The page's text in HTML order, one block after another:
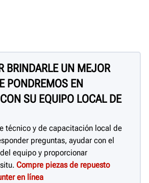
BRINDARLE UN MEJOR
PONDREMOS EN
SU EQUIPO LOCAL DE
técnico y de capacitación local de
preguntas, ayudar con el
equipo y proporcionar
Compre piezas de repuesto
en línea